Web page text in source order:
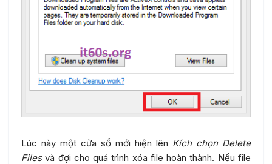
Lúc này một cửa sổ mới hiện lên Kích chọn Delete
Filesvà đợi cho quá trình xóa file hoàn thành. Nếu file